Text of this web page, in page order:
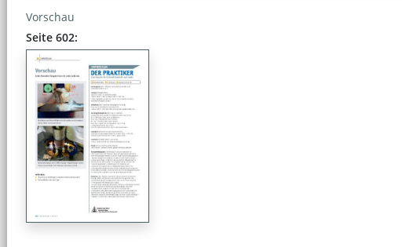
Vorschau
Seite 602: